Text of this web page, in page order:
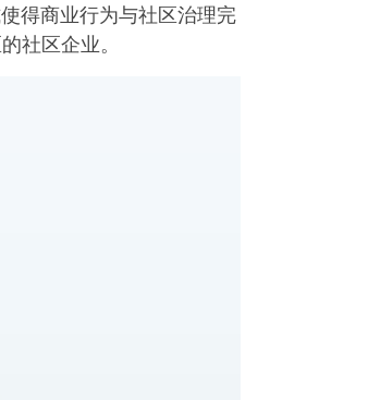
得商业行为与社区治理完
社区企业。